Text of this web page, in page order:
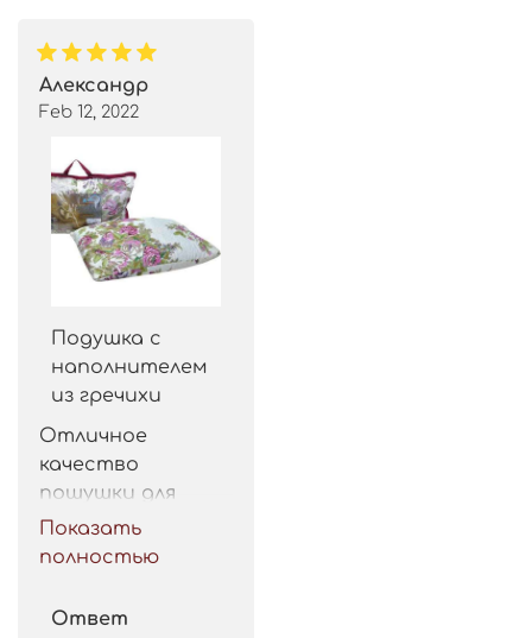
Александр
Feb 12, 2022
Подушка с
наполнителем
из гречихи
Отличное
качество
пошушки для
такой цены.
Рекомендую.
Показать
полностью
Ответ